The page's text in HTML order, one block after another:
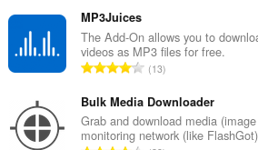
н
о
к
:
г
о
о
е
н
о
MP3Juices
The Add-On allows you to
videos as MP3 files for free.
В
е
г
о
13
Bulk Media Downloader
Grab and download media
monitoring network (like FlashGot)